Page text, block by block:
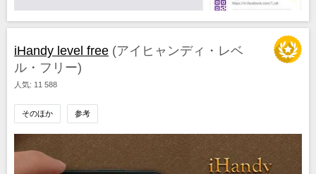
iHandy level free (アイヒャンディ・レベ
ル・フリー)
人気: 11 588
そのほか 参考